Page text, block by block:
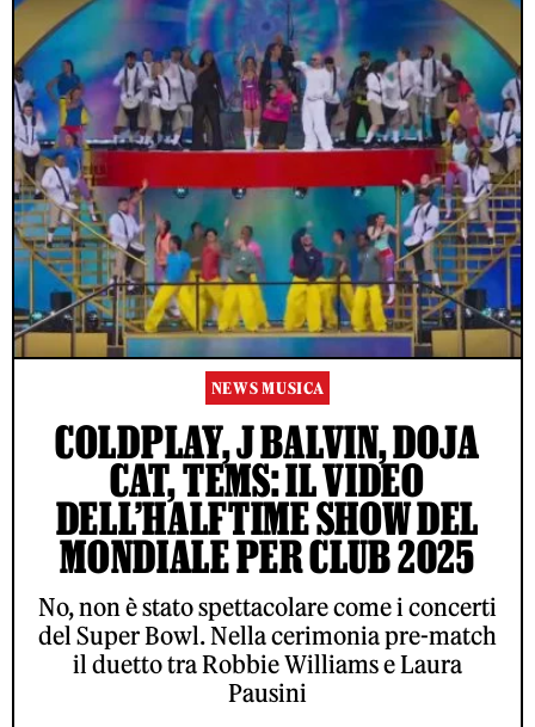
NEWS MUSICA
COLDPLAY, J BALVIN, DOJA
CAT, TEMS: IL VIDEO
DELL’HALFTIME SHOW DEL
MONDIALE PER CLUB 2025
No, non è stato spettacolare come i concerti
del Super Bowl. Nella cerimonia pre-match
il duetto tra Robbie Williams e Laura
Pausini